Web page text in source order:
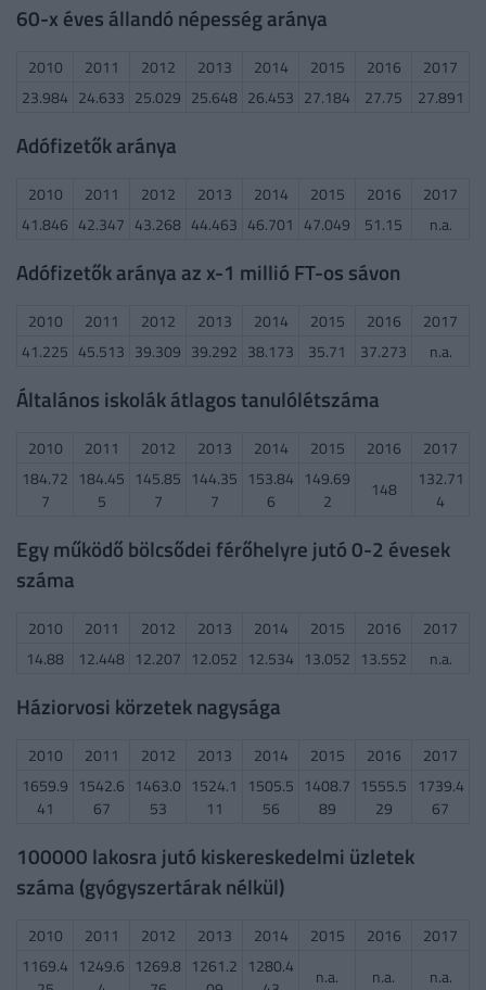
60-x éves állandó népesség aránya
2010 2011 2012 2013 2014 2015 2016
2017
23.984 24.633 25.029 25.648 26.453 27.184 27.75 27.891
Adófizetők aránya
2010 2011 2012 2013 2014 2015 2016
2017
41.846 42.347 43.268 44.463 46.701 47.049 51.15 n.a.
Adófizetők aránya az x-1 millió FT-os sávon
2010 2011 2012 2013 2014 2015 2016
2017
41.225 45.513 39.309 39.292 38.173 35.71 37.273 n.a.
Általános iskolák átlagos tanulólétszáma
2010 2011 2012 2013 2014 2015 2016
2017
184.72
7
184.45
5
145.85
7
144.35
7
153.84
6
149.69
2
148
132.71
4
Egy működő bölcsődei férőhelyre jutó 0-2 évesek
száma
2010 2011 2012 2013 2014 2015 2016
2017
14.88
12.448 12.207 12.052 12.534 13.052 13.552 n.a.
Háziorvosi körzetek nagysága
2010 2011 2012 2013 2014 2015 2016
2017
1659.9
41
1542.6
67
1463.0
53
1524.1
11
1505.5
56
1408.7
89
1555.5
29
1739.4
67
100000 lakosra jutó kiskereskedelmi üzletek
száma (gyógyszertárak nélkül)
2010 2011 2012 2013 2014 2015 2016
2017
1169.4 1249.6 1269.8 1261.2 1280.4
n.a. n.a. n.a.